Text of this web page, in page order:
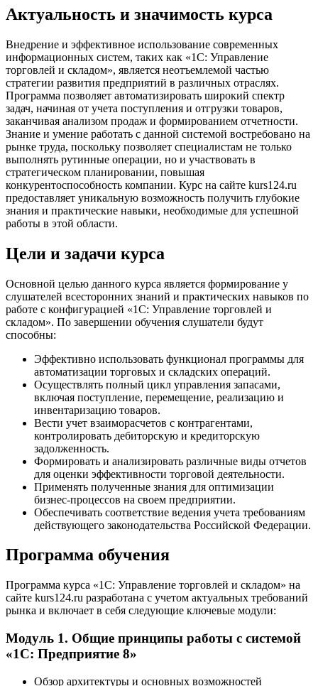
Актуальность и значимость курса
Внедрение и эффективное использование современных
информационных систем, таких как «1С: Управление
торговлей и складом», является неотъемлемой частью
стратегии развития предприятий в различных отраслях.
Программа позволяет автоматизировать широкий спектр
задач, начиная от учета поступления и отгрузки товаров,
заканчивая анализом продаж и формированием отчетности.
Знание и умение работать с данной системой востребовано на
рынке труда, поскольку позволяет специалистам не только
выполнять рутинные операции, но и участвовать в
стратегическом планировании, повышая
конкурентоспособность компании. Курс на сайте kurs124.ru
предоставляет уникальную возможность получить глубокие
знания и практические навыки, необходимые для успешной
работы в этой области.
Цели и задачи курса
Основной целью данного курса является формирование у
слушателей всесторонних знаний и практических навыков по
работе с конфигурацией «1С: Управление торговлей и
складом». По завершении обучения слушатели будут
способны:
Эффективно использовать функционал программы для
автоматизации торговых и складских операций.
Осуществлять полный цикл управления запасами,
включая поступление, перемещение, реализацию и
инвентаризацию товаров.
Вести учет взаиморасчетов с контрагентами,
контролировать дебиторскую и кредиторскую
задолженность.
Формировать и анализировать различные виды отчетов
для оценки эффективности торговой деятельности.
Применять полученные знания для оптимизации
бизнес-процессов на своем предприятии.
Обеспечивать соответствие ведения учета требованиям
действующего законодательства Российской Федерации.
Программа обучения
Программа курса «1С: Управление торговлей и складом» на
сайте kurs124.ru разработана с учетом актуальных требований
рынка и включает в себя следующие ключевые модули:
Модуль 1. Общие принципы работы с системой
«1С: Предприятие 8»
Обзор архитектуры и основных возможностей